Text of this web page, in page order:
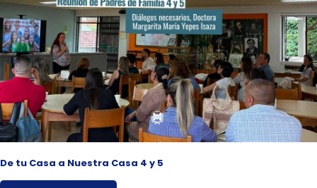
De tu Casa a Nuestra Casa 4 y 5